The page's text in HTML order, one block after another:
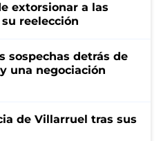
extorsionar a las
reelección
sospechas detrás de
una negociación
de Villarruel tras sus